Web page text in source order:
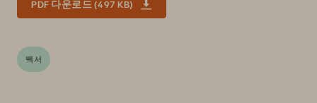
PDF 다운로드 (497 KB)
백서